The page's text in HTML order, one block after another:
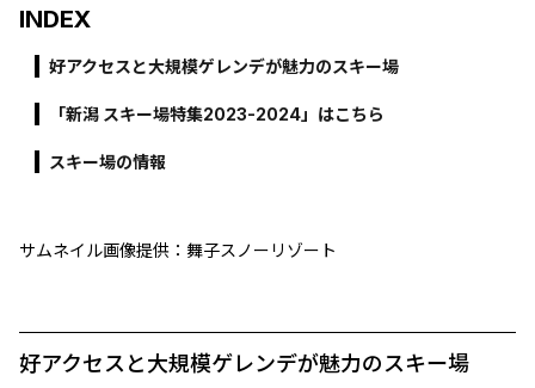
INDEX
好アクセスと大規模ゲレンデが魅力のスキー場
「新潟 スキー場特集2023-2024」はこちら
スキー場の情報
サムネイル画像提供：舞子スノーリゾート
好アクセスと大規模ゲレンデが魅力のスキー場